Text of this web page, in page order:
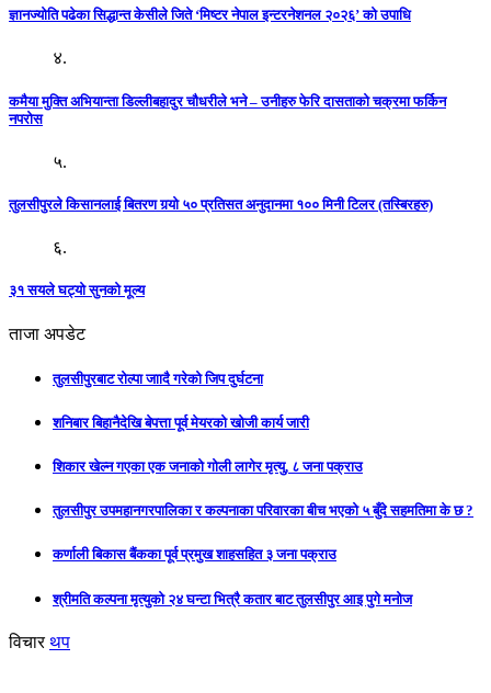
ज्ञानज्योति पढेका सिद्धान्त केसीले जिते ‘मिष्टर नेपाल इन्टरनेशनल २०२६’ को उपाधि
४.
कमैया मुक्ति अभियान्ता डिल्लीबहादुर चौधरीले भने – उनीहरु फेरि दासताको चक्रमा फर्किन
नपरोस
५.
तुलसीपुरले किसानलाई बितरण गर्‍यो ५० प्रतिसत अनुदानमा १०० मिनी टिलर (तस्बिरहरु)
६.
३१ सयले घट्यो सुनको मूल्य
ताजा अपडेट
तुलसीपुरबाट रोल्पा जाादै गरेको जिप दुर्घटना
शनिबार बिहानैदेखि बेपत्ता पूर्व मेयरको खोजी कार्य जारी
शिकार खेल्न गएका एक जनाको गोली लागेर मृत्यु, ८ जना पक्राउ
तुलसीपुर उपमहानगरपालिका र कल्पनाका परिवारका बीच भएको ५ बुँदे सहमतिमा के छ ?
कर्णाली बिकास बैंकका पूर्व प्रमुख शाहसहित ३ जना पक्राउ
श्रीमति कल्पना मृत्युको २४ घन्टा भित्रै कतार बाट तुलसीपुर आइ पुगे मनोज
विचार थप